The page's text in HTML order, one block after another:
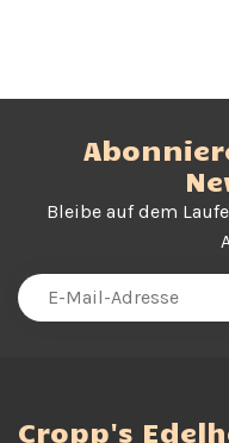
Bleibe auf dem
Cropp's